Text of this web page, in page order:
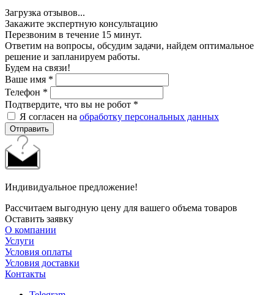
Загрузка отзывов...
Закажите экспертную консультацию
Перезвоним в течение 15 минут.
Ответим на вопросы, обсудим задачи, найдем оптимальное
решение и запланируем работы.
Будем на связи!
Ваше имя *
Телефон *
Подтвердите, что вы не робот *
Я согласен на обработку персональных данных
Отправить
Индивидуальное предложение!
Рассчитаем выгодную цену для вашего объема товаров
Оставить заявку
О компании
Услуги
Условия оплаты
Условия доставки
Контакты